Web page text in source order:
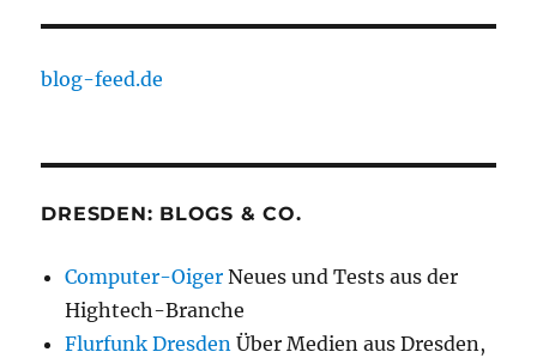
blog-feed.de
DRESDEN: BLOGS & CO.
Computer-Oiger Neues und Tests aus der
Hightech-Branche
Flurfunk Dresden Über Medien aus Dresden,